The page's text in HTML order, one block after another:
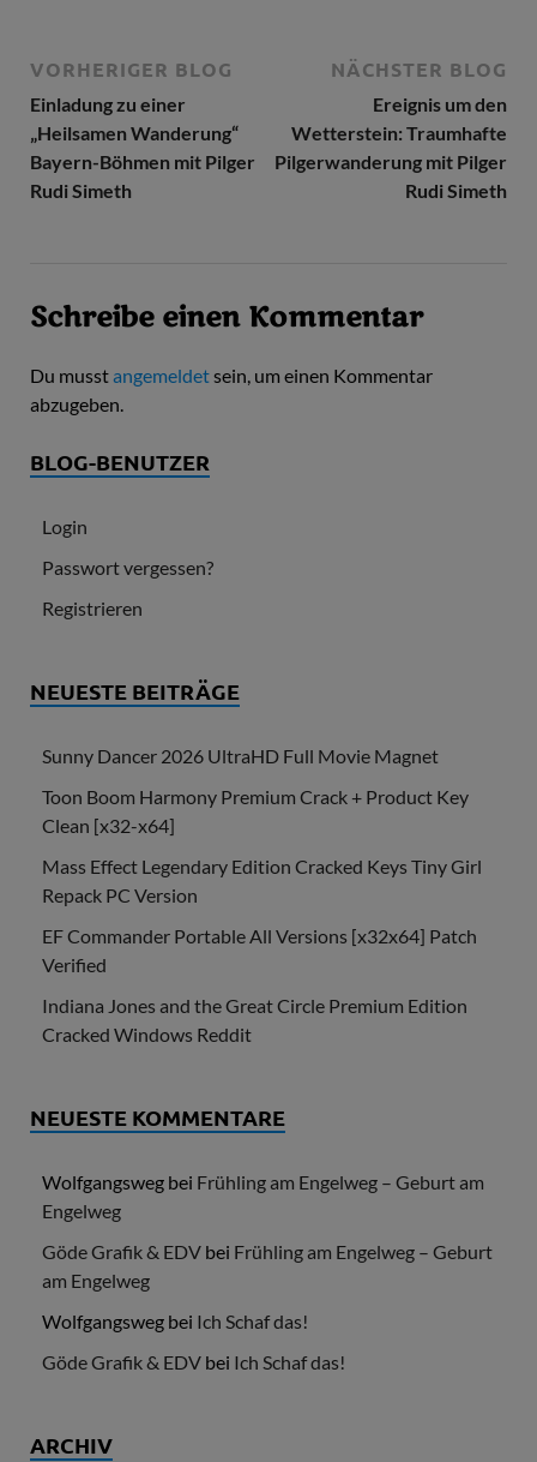
VORHERIGER BLOG
Einladung zu einer
„Heilsamen Wanderung“
Bayern-Böhmen mit Pilger
Rudi Simeth
NÄCHSTER BLOG
Ereignis um den
Wetterstein: Traumhafte
Pilgerwanderung mit Pilger
Rudi Simeth
Schreibe einen Kommentar
Du musstangemeldetsein, um einen Kommentar
abzugeben.
BLOG-BENUTZER
Login
Passwort vergessen?
Registrieren
NEUESTE BEITRÄGE
Sunny Dancer 2026 UltraHD Full Movie Magnet
Toon Boom Harmony Premium Crack + Product Key
Clean [x32-x64]
Mass Effect Legendary Edition Cracked Keys Tiny Girl
Repack PC Version
EF Commander Portable All Versions [x32x64] Patch
Verified
Indiana Jones and the Great Circle Premium Edition
Cracked Windows Reddit
NEUESTE KOMMENTARE
Wolfgangsweg bei Frühling am Engelweg – Geburt am
Engelweg
Göde Grafik & EDV bei Frühling am Engelweg – Geburt
am Engelweg
Wolfgangsweg bei Ich Schaf das!
Göde Grafik & EDV bei Ich Schaf das!
ARCHIV